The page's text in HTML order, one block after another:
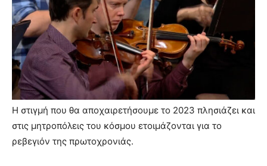
Η στιγμή που θα αποχαιρετήσουμε το 2023 πλησιάζει και
στις μητροπόλεις του κόσμου ετοιμάζονται για το
ρεβεγιόν της πρωτοχρονιάς.